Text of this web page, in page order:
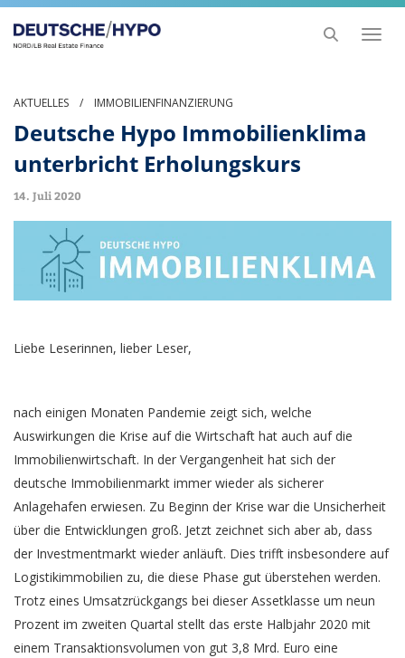
Toggle
AKTUELLES / IMMOBILIENFINANZIERUNG
Deutsche Hypo Immobilienklima
unterbricht Erholungskurs
14. Juli 2020
Liebe Leserinnen, lieber Leser,
nach einigen Monaten Pandemie zeigt sich, welche
Auswirkungen die Krise auf die Wirtschaft hat auch auf die
Immobilienwirtschaft. In der Vergangenheit hat sich der
deutsche Immobilienmarkt immer wieder als sicherer
Anlagehafen erwiesen. Zu Beginn der Krise war die Unsicherheit
über die Entwicklungen groß. Jetzt zeichnet sich aber ab, dass
der Investmentmarkt wieder anläuft. Dies trifft insbesondere auf
Logistikimmobilien zu, die diese Phase gut überstehen werden.
Trotz eines Umsatzrückgangs bei dieser Assetklasse um neun
Prozent im zweiten Quartal stellt das erste Halbjahr 2020 mit
einem Transaktionsvolumen von gut 3,8 Mrd. Euro eine